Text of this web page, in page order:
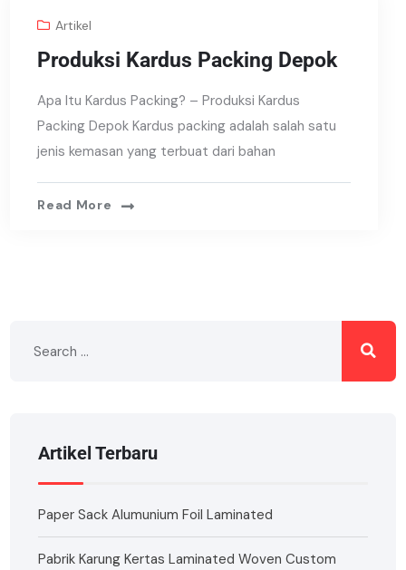
Artikel
Produksi Kardus Packing Depok
Apa Itu Kardus Packing? – Produksi Kardus
Packing Depok Kardus packing adalah salah satu
jenis kemasan yang terbuat dari bahan
Read More
Artikel Terbaru
Paper Sack Alumunium Foil Laminated
Pabrik Karung Kertas Laminated Woven Custom